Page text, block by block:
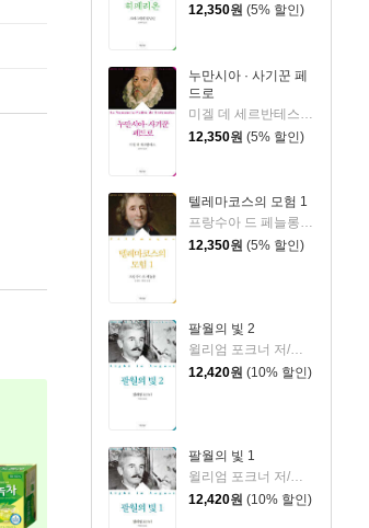
12,350원 (5% 할인)
누만시아 · 사기꾼 페
드로
12,350원 (5% 할인)
텔레마코스의 모험 1
프랑수아 드 페늘롱 저/김중현,최병곤 공역
12,350원 (5% 할인)
팔월의 빛 2
윌리엄 포크너 저/이윤성 역
12,420원 (10% 할인)
팔월의 빛 1
윌리엄 포크너 저/이윤성 역
12,420원 (10% 할인)